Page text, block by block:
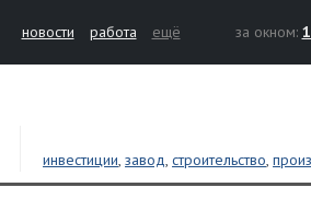
новости работа ещё за окном:
инвестиции,завод,строительство,